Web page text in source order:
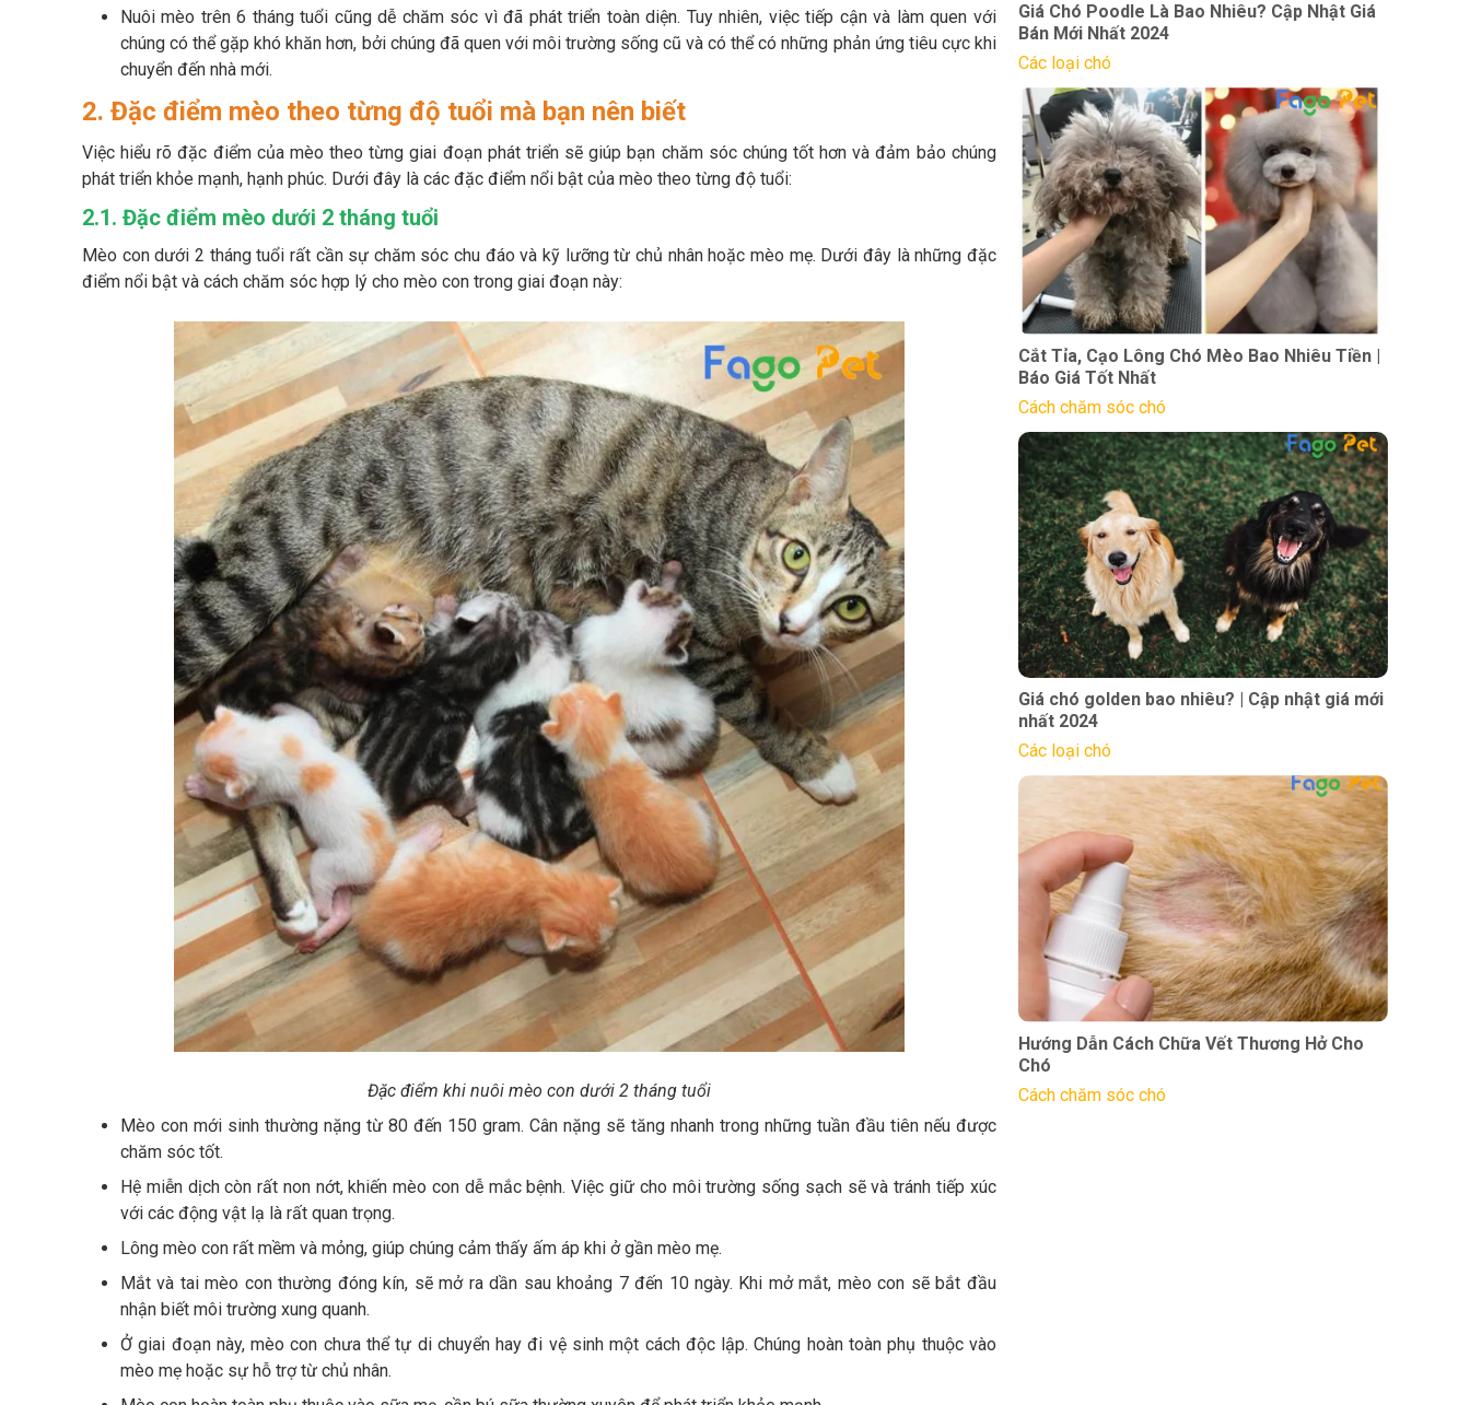
Nuôi mèo trên 6 tháng tuổi cũng dễ chăm sóc vì đã phát triển toàn diện. Tuy nhiên, việc tiếp cận và làm quen với
chúng có thể gặp khó khăn hơn, bởi chúng đã quen với môi trường sống cũ và có thể có những phản ứng tiêu cực khi
chuyển đến nhà mới.
2. Đặc điểm mèo theo từng độ tuổi mà bạn nên biết
Việc hiểu rõ đặc điểm của mèo theo từng giai đoạn phát triển sẽ giúp bạn chăm sóc chúng tốt hơn và đảm bảo chúng
phát triển khỏe mạnh, hạnh phúc. Dưới đây là các đặc điểm nổi bật của mèo theo từng độ tuổi:
2.1. Đặc điểm mèo dưới 2 tháng tuổi
Mèo con dưới 2 tháng tuổi rất cần sự chăm sóc chu đáo và kỹ lưỡng từ chủ nhân hoặc mèo mẹ. Dưới đây là những đặc
điểm nổi bật và cách chăm sóc hợp lý cho mèo con trong giai đoạn này:
Đặc điểm khi nuôi mèo con dưới 2 tháng tuổi
Mèo con mới sinh thường nặng từ 80 đến 150 gram. Cân nặng sẽ tăng nhanh trong những tuần đầu tiên nếu được
chăm sóc tốt.
Hệ miễn dịch còn rất non nớt, khiến mèo con dễ mắc bệnh. Việc giữ cho môi trường sống sạch sẽ và tránh tiếp xúc
với các động vật lạ là rất quan trọng.
Lông mèo con rất mềm và mỏng, giúp chúng cảm thấy ấm áp khi ở gần mèo mẹ.
Mắt và tai mèo con thường đóng kín, sẽ mở ra dần sau khoảng 7 đến 10 ngày. Khi mở mắt, mèo con sẽ bắt đầu
nhận biết môi trường xung quanh.
Ở giai đoạn này, mèo con chưa thể tự di chuyển hay đi vệ sinh một cách độc lập. Chúng hoàn toàn phụ thuộc vào
mèo mẹ hoặc sự hỗ trợ từ chủ nhân.
Giá Chó Poodle Là Bao Nhiêu? Cập Nhật Giá
Bán Mới Nhất 2024
Các loại chó
Cắt Tỉa, Cạo Lông Chó Mèo Bao Nhiêu Tiền |
Báo Giá Tốt Nhất
Cách chăm sóc chó
Giá chó golden bao nhiêu? | Cập nhật giá mới
nhất 2024
Các loại chó
Hướng Dẫn Cách Chữa Vết Thương Hở Cho
Chó
Cách chăm sóc chó